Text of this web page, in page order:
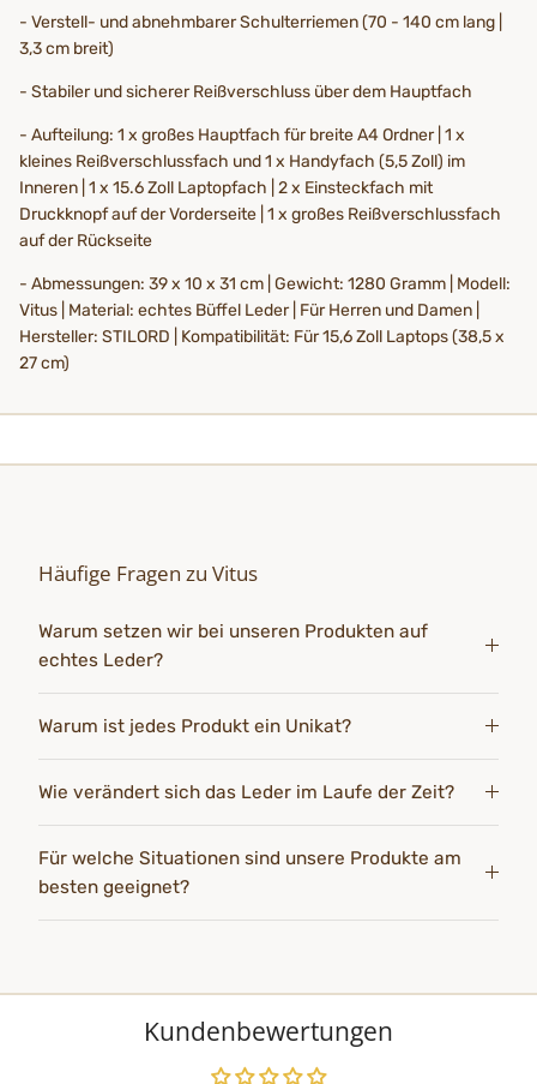
- Verstell- und abnehmbarer Schulterriemen (70 - 140 cm lang |
3,3 cm breit)
- Stabiler und sicherer Reißverschluss über dem Hauptfach
- Aufteilung: 1 x großes Hauptfach für breite A4 Ordner | 1 x
kleines Reißverschlussfach und 1 x Handyfach (5,5 Zoll) im
Inneren | 1 x 15.6 Zoll Laptopfach | 2 x Einsteckfach mit
Druckknopf auf der Vorderseite | 1 x großes Reißverschlussfach
auf der Rückseite
- Abmessungen: 39 x 10 x 31 cm | Gewicht: 1280 Gramm | Modell:
Vitus | Material: echtes Büffel Leder | Für Herren und Damen |
Hersteller: STILORD | Kompatibilität: Für 15,6 Zoll Laptops (38,5 x
27 cm)
Häufige Fragen zu Vitus
Warum setzen wir bei unseren Produkten auf
echtes Leder?
Warum ist jedes Produkt ein Unikat?
Wie verändert sich das Leder im Laufe der Zeit?
Für welche Situationen sind unsere Produkte am
besten geeignet?
Kundenbewertungen